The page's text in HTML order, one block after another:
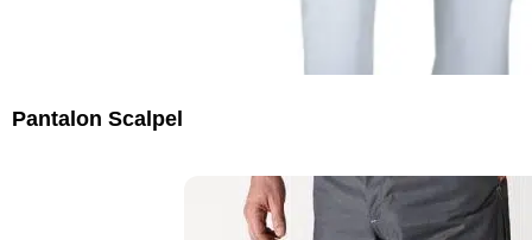
Pantalon Scalpel